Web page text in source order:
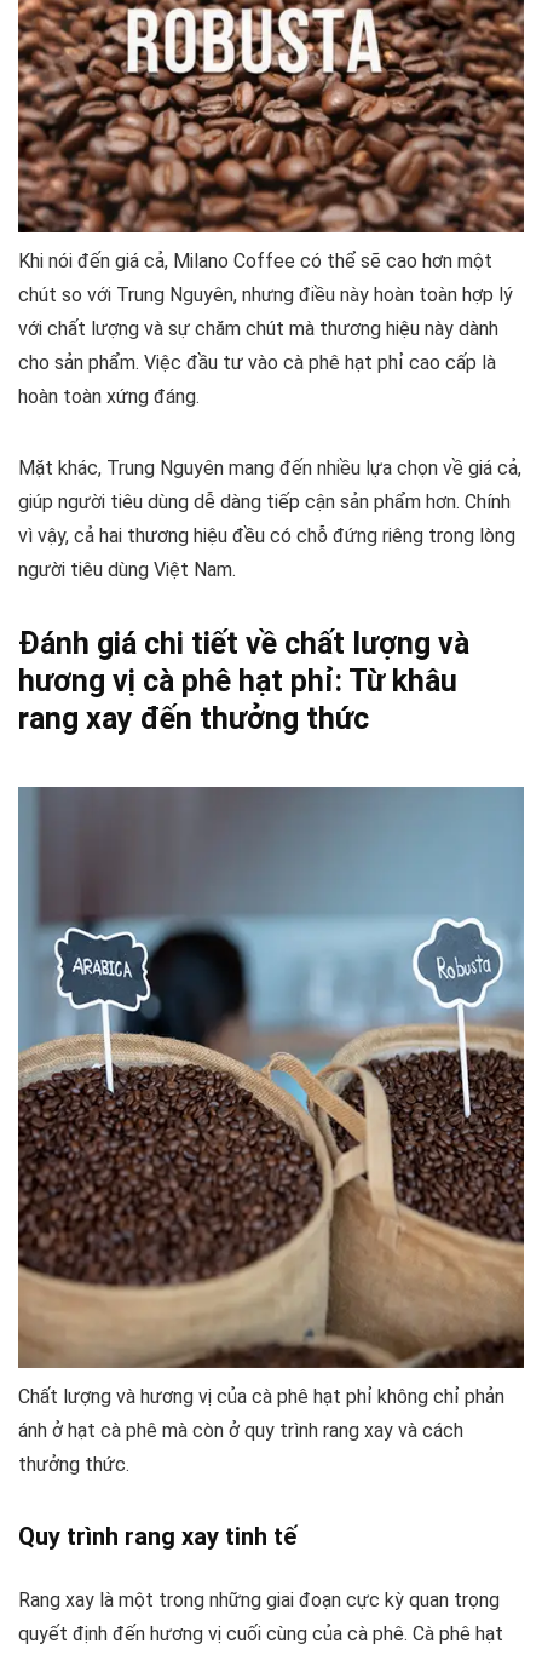
Khi nói đến giá cả, Milano Coffee có thể sẽ cao hơn một
chút so với Trung Nguyên, nhưng điều này hoàn toàn hợp lý
với chất lượng và sự chăm chút mà thương hiệu này dành
cho sản phẩm. Việc đầu tư vào cà phê hạt phỉ cao cấp là
hoàn toàn xứng đáng.
Mặt khác, Trung Nguyên mang đến nhiều lựa chọn về giá cả,
giúp người tiêu dùng dễ dàng tiếp cận sản phẩm hơn. Chính
vì vậy, cả hai thương hiệu đều có chỗ đứng riêng trong lòng
người tiêu dùng Việt Nam.
Đánh giá chi tiết về chất lượng và
hương vị cà phê hạt phỉ: Từ khâu
rang xay đến thưởng thức
Chất lượng và hương vị của cà phê hạt phỉ không chỉ phản
ánh ở hạt cà phê mà còn ở quy trình rang xay và cách
thưởng thức.
Quy trình rang xay tinh tế
Rang xay là một trong những giai đoạn cực kỳ quan trọng
quyết định đến hương vị cuối cùng của cà phê. Cà phê hạt